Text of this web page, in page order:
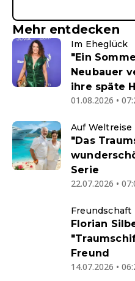
Mehr entdecken
Im Eheglück
"Ein
Neubauer
ihre späte
01.08.2026 •
Auf Weltreise
"Das
Serie
22.07.2026 •
Freundschaft
Florian
Freund
14.07.2026 •